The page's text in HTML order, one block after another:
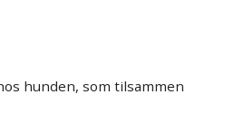
hunden, som tilsammen